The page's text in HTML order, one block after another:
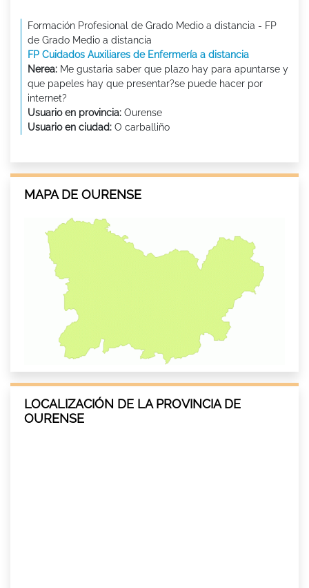
Formación Profesional de Grado Medio a distancia - FP
de Grado Medio a distancia
FP Cuidados Auxiliares de Enfermería a distancia
Nerea: Me gustaria saber que plazo hay para apuntarse y
que papeles hay que presentar?se puede hacer por
internet?
Usuario en provincia: Ourense
Usuario en ciudad: O carballiño
MAPA DE OURENSE
LOCALIZACIÓN DE LA PROVINCIA DE
OURENSE